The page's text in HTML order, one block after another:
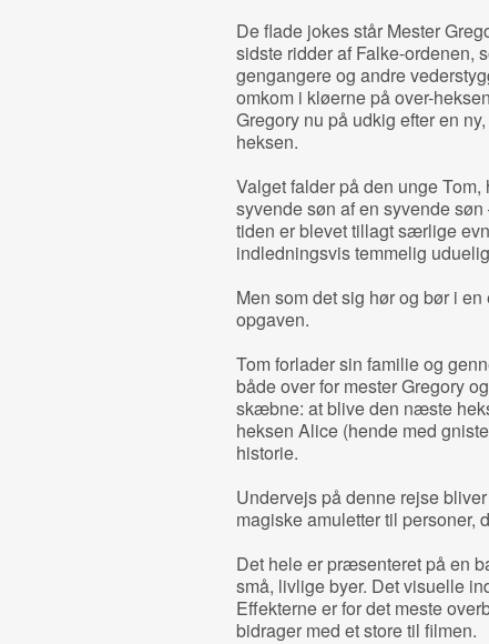
De flade jokes står Mester
sidste ridder af Falke-ordenen,
gengangere og andre
omkom i kløerne på over-
Gregory nu på udkig efter en
heksen.
Valget falder på den unge
syvende søn af en syvende
tiden er blevet tillagt særlige
indledningsvis temmelig
Men som det sig hør og bør i
opgaven.
Tom forlader sin familie og
både over for mester Gregory
skæbne: at blive den næste
heksen Alice (hende med
historie.
Undervejs på denne rejse
magiske amuletter til personer,
Det hele er præsenteret på en
små, livlige byer. Det visuelle
Effekterne er for det meste
bidrager med et store til filmen.